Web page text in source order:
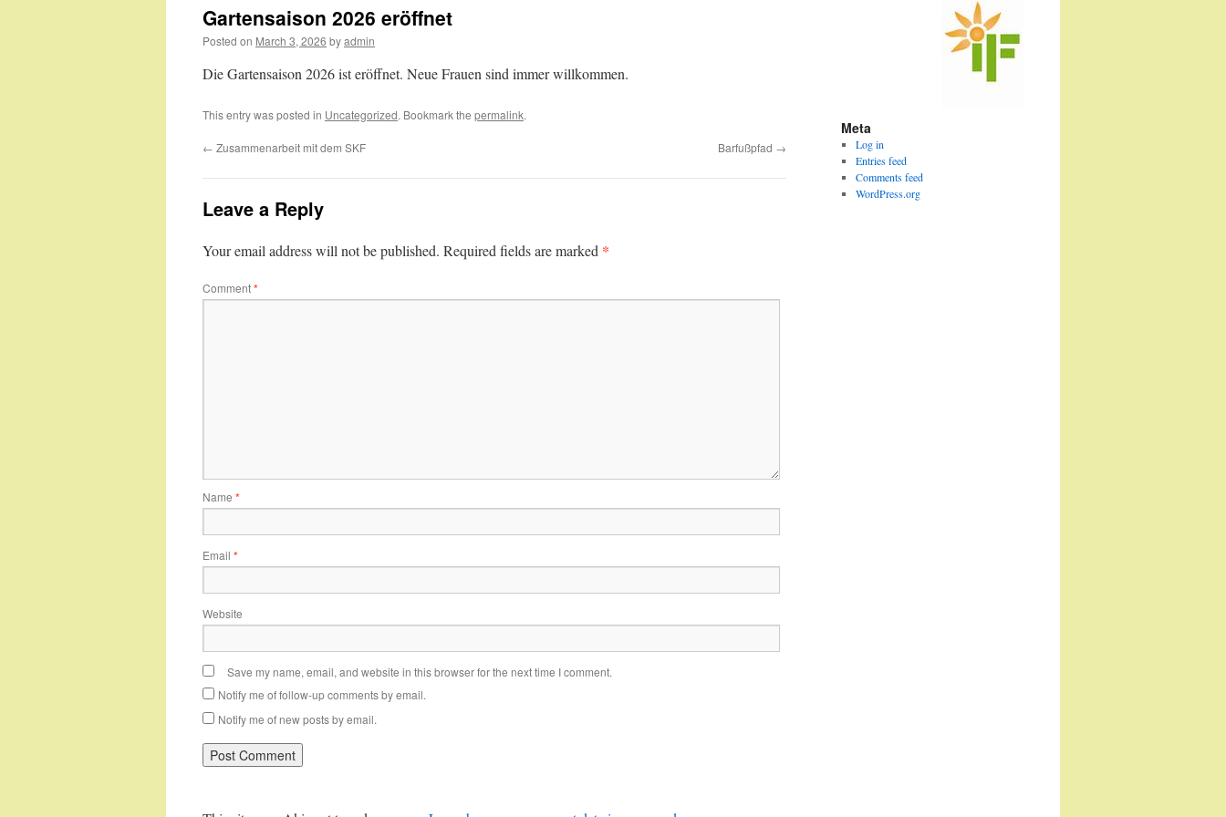
Gartensaison 2026 eröffnet
Posted on March 3, 2026 byadmin
Die Gartensaison 2026 ist eröffnet. Neue Frauen sind immer willkommen.
This entry was posted in Uncategorized. Bookmark the permalink.
← Zusammenarbeit mit dem SKF Barfußpfad →
Leave a Reply
Your email address will not be published. Required fields are marked *
Comment*
Name *
Email *
Website
Save my name, email, and website in this browser for the next time I comment.
Notify me of follow-up comments by email.
Notify me of new posts by email.
Meta
Log in
Entries feed
Comments feed
WordPress.org